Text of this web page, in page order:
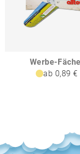
Werbe-
ab 0,89 €